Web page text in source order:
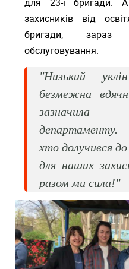
для 23-ї бригади.
захисників від
бригади, зараз
обслуговування.
"Низький
безмежна
департаменту.
хто долучився
для наших
разом ми сила!"